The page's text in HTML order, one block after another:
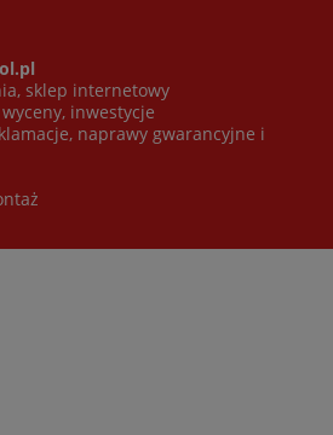
sklep internetowy
inwestycje
naprawy gwarancyjne i